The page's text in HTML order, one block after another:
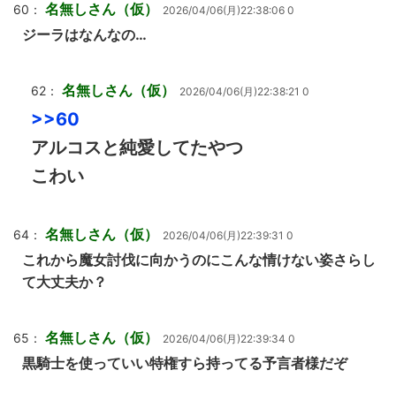
60： 名無しさん（仮） 2026/04/06(月)22:38:06 0
ジーラはなんなの…
62： 名無しさん（仮） 2026/04/06(月)22:38:21 0
>>60
アルコスと純愛してたやつ
こわい
64： 名無しさん（仮） 2026/04/06(月)22:39:31 0
これから魔女討伐に向かうのにこんな情けない姿さらし
て大丈夫か？
65： 名無しさん（仮） 2026/04/06(月)22:39:34 0
黒騎士を使っていい特権すら持ってる予言者様だぞ